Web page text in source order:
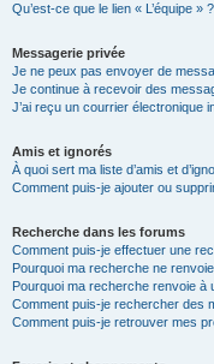
Qu’est-ce que le lien « L’équipe » ?
Messagerie privée
Je ne peux pas envoyer de
Je continue à recevoir des
J’ai reçu un courrier électronique
Amis et ignorés
À quoi sert ma liste d’amis et
Comment puis-je ajouter ou
Recherche dans les forums
Comment puis-je effectuer une
Pourquoi ma recherche ne
Pourquoi ma recherche renvoie à
Comment puis-je rechercher des
Comment puis-je retrouver mes